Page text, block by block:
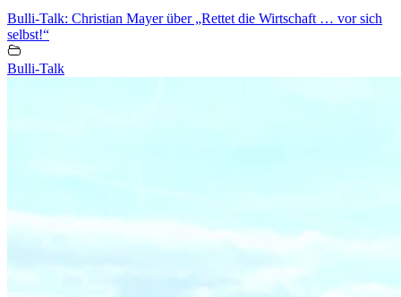
Bulli-Talk: Christian Mayer über „Rettet die Wirtschaft … vor sich
selbst!“
Bulli-Talk